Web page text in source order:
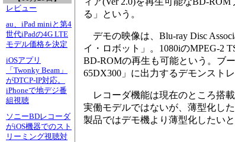
レビュー
au、iPad miniと第4
世代iPadの4G LTE
モデル価格を決定
iOSアプリ
「Twonky Beam」
がDTCP-IP対応。
iPhoneで地デジ番
組視聴
ソニーBDレコーダ
がiOS機器でのスト
リーミング視聴対
る」という。
デモの映像は、Blu-ray Disc
イ・ロボット」。1080iのMPEG-2
BD-ROMの再生も可能という。ブ
65DX300」に出力するデモンスト
レコーダ機能は現在のところ搭
実働モデルではないが、薄型化し
製品ではデモ機より薄型化したい